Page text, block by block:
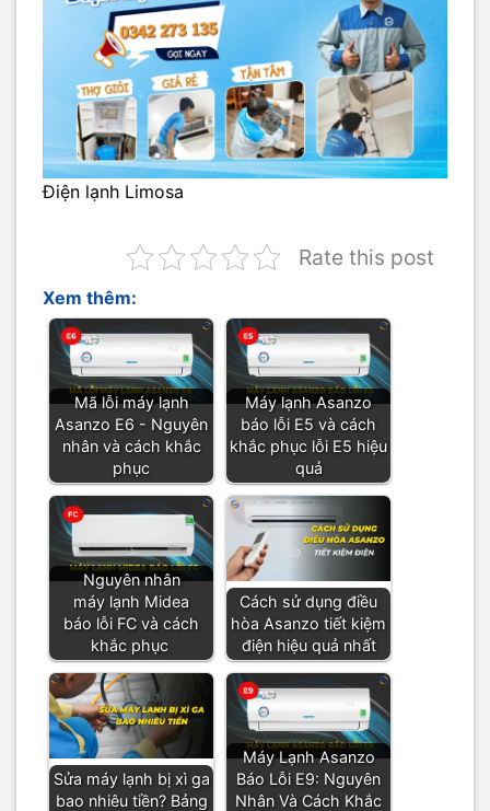
Điện lạnh Limosa
Rate this post
Xem thêm:
Mã lỗi máy lạnh
Asanzo E6 - Nguyên
nhân và cách khắc
phục
Máy lạnh Asanzo
báo lỗi E5 và cách
khắc phục lỗi E5 hiệu
quả
Nguyên nhân
máy lạnh Midea
báo lỗi FC và cách
khắc phục
Cách sử dụng điều
hòa Asanzo tiết kiệm
điện hiệu quả nhất
Sửa máy lạnh bị xì ga
bao nhiêu tiền? Bảng
Máy Lạnh Asanzo
Báo Lỗi E9: Nguyên
Nhân Và Cách Khắc